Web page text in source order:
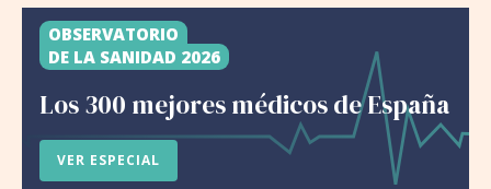
OBSERVATORIO
DE LA SANIDAD 2026
Los 300 mejores médicos de España
VER ESPECIAL